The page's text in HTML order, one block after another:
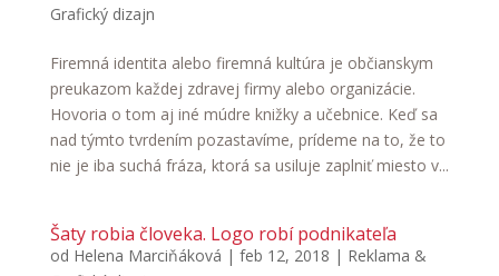
Grafický dizajn
Firemná identita alebo firemná kultúra je občianskym
preukazom každej zdravej firmy alebo organizácie.
Hovoria o tom aj iné múdre knižky a učebnice. Keď sa
nad týmto tvrdením pozastavíme, prídeme na to, že to
nie je iba suchá fráza, ktorá sa usiluje zaplniť miesto v...
Šaty robia človeka. Logo robí podnikateľa
od Helena Marciňáková | feb 12, 2018 | Reklama &